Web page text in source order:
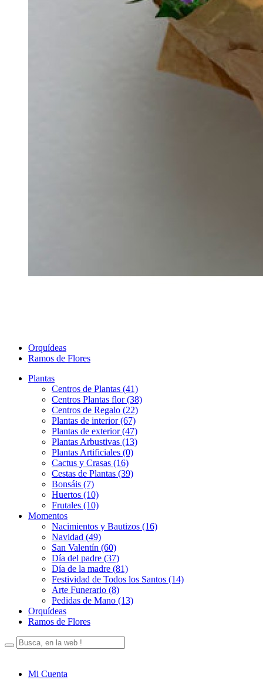
Orquídeas
Ramos de Flores
Plantas
Centros de Plantas (41)
Centros Plantas flor (38)
Centros de Regalo (22)
Plantas de interior (67)
Plantas de exterior (47)
Plantas Arbustivas (13)
Plantas Artificiales (0)
Cactus y Crasas (16)
Cestas de Plantas (39)
Bonsáis (7)
Huertos (10)
Frutales (10)
Momentos
Nacimientos y Bautizos (16)
Navidad (49)
San Valentín (60)
Día del padre (37)
Día de la madre (81)
Festividad de Todos los Santos (14)
Arte Funerario (8)
Pedidas de Mano (13)
Orquídeas
Ramos de Flores
Mi Cuenta